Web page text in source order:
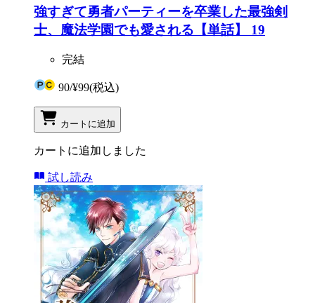
強すぎて勇者パーティーを卒業した最強剣
士、魔法学園でも愛される【単話】 19
完結
90/¥99(税込)
カートに追加
カートに追加しました
試し読み